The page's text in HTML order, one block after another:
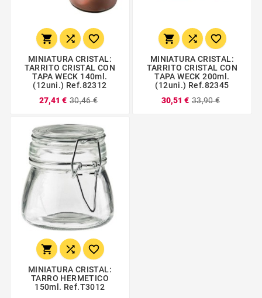
  
MINIATURA CRISTAL:
TARRITO CRISTAL CON
TAPA WECK 140ml.
(12uni.) Ref.82312
27,41 € 30,46 €
  
MINIATURA CRISTAL:
TARRITO CRISTAL CON
TAPA WECK 200ml.
(12uni.) Ref.82345
30,51 € 33,90 €
  
MINIATURA CRISTAL:
TARRO HERMETICO
150ml. Ref.T3012